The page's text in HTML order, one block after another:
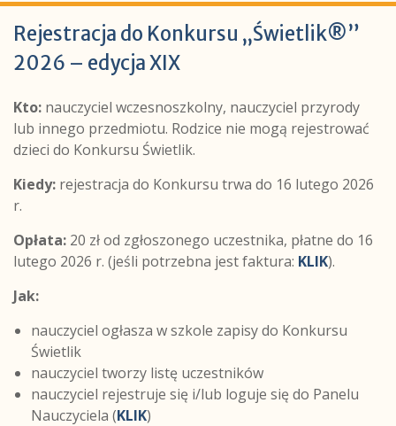
Rejestracja do Konkursu „Świetlik®”
2026 – edycja XIX
Kto: nauczyciel wczesnoszkolny, nauczyciel przyrody
lub innego przedmiotu. Rodzice nie mogą rejestrować
dzieci do Konkursu Świetlik.
Kiedy: rejestracja do Konkursu trwa do 16 lutego 2026
r.
Opłata: 20 zł od zgłoszonego uczestnika, płatne do 16
lutego 2026 r. (jeśli potrzebna jest faktura: KLIK).
Jak:
nauczyciel ogłasza w szkole zapisy do Konkursu
Świetlik
nauczyciel tworzy listę uczestników
nauczyciel rejestruje się i/lub loguje się do Panelu
Nauczyciela (KLIK)